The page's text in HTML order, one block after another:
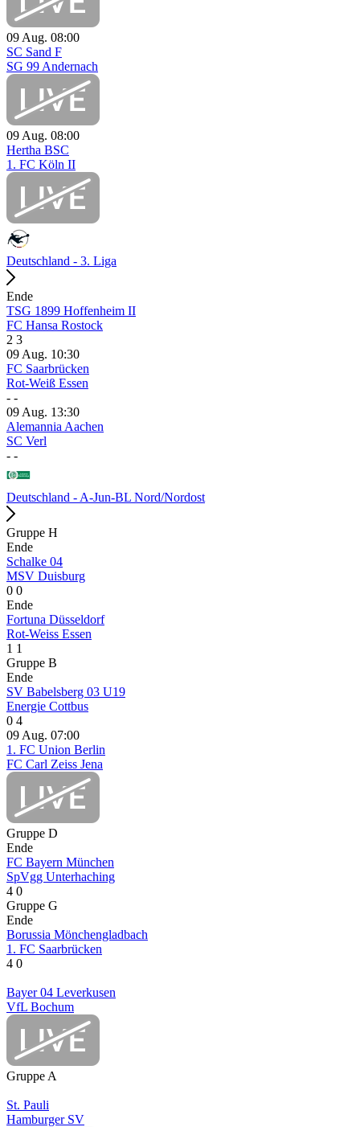
09 Aug. 08:00
SC Sand F
SG 99 Andernach
09 Aug. 08:00
Hertha BSC
1. FC Köln II
Deutschland - 3. Liga
Ende
TSG 1899 Hoffenheim II
FC Hansa Rostock
2 3
09 Aug. 10:30
FC Saarbrücken
Rot-Weiß Essen
- -
09 Aug. 13:30
Alemannia Aachen
SC Verl
- -
Deutschland - A-Jun-BL Nord/Nordost
Gruppe H
Ende
Schalke 04
MSV Duisburg
0 0
Ende
Fortuna Düsseldorf
Rot-Weiss Essen
1 1
Gruppe B
Ende
SV Babelsberg 03 U19
Energie Cottbus
0 4
09 Aug. 07:00
1. FC Union Berlin
FC Carl Zeiss Jena
Gruppe D
Ende
FC Bayern München
SpVgg Unterhaching
4 0
Gruppe G
Ende
Borussia Mönchengladbach
1. FC Saarbrücken
4 0
Bayer 04 Leverkusen
VfL Bochum
Gruppe A
St. Pauli
Hamburger SV